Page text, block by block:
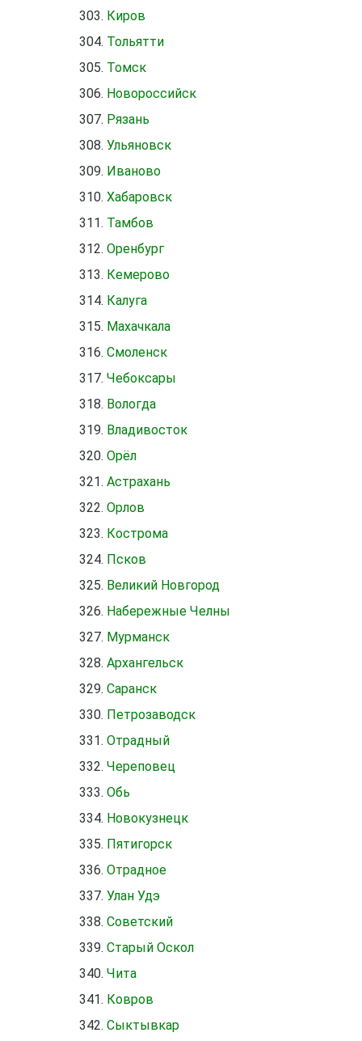
Киров
Тольятти
Томск
Новороссийск
Рязань
Ульяновск
Иваново
Хабаровск
Тамбов
Оренбург
Кемерово
Калуга
Махачкала
Смоленск
Чебоксары
Вологда
Владивосток
Орёл
Астрахань
Орлов
Кострома
Псков
Великий Новгород
Набережные Челны
Мурманск
Архангельск
Саранск
Петрозаводск
Отрадный
Череповец
Обь
Новокузнецк
Пятигорск
Отрадное
Улан Удэ
Советский
Старый Оскол
Чита
Ковров
Сыктывкар